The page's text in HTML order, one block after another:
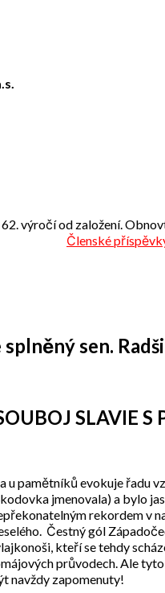
výročí od založení.
Členské
sen.
SLAVIE S
u pamětníků evokuje
jmenovala) a bylo
rekordem v
Čestný gól
kteří se tehdy
průvodech. Ale
navždy zapomenuty!